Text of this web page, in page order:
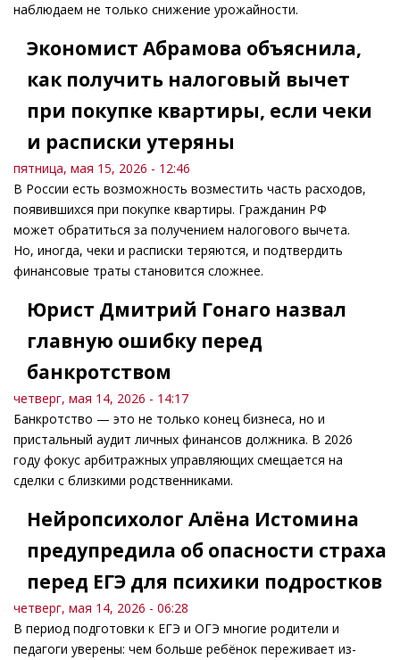
наблюдаем не только снижение урожайности.
Экономист Абрамова объяснила,
как получить налоговый вычет
при покупке квартиры, если чеки
и расписки утеряны
пятница, мая 15, 2026 - 12:46
В России есть возможность возместить часть расходов,
появившихся при покупке квартиры. Гражданин РФ
может обратиться за получением налогового вычета.
Но, иногда, чеки и расписки теряются, и подтвердить
финансовые траты становится сложнее.
Юрист Дмитрий Гонаго назвал
главную ошибку перед
банкротством
четверг, мая 14, 2026 - 14:17
Банкротство — это не только конец бизнеса, но и
пристальный аудит личных финансов должника. В 2026
году фокус арбитражных управляющих смещается на
сделки с близкими родственниками.
Нейропсихолог Алёна Истомина
предупредила об опасности страха
перед ЕГЭ для психики подростков
четверг, мая 14, 2026 - 06:28
В период подготовки к ЕГЭ и ОГЭ многие родители и
педагоги уверены: чем больше ребёнок переживает из-